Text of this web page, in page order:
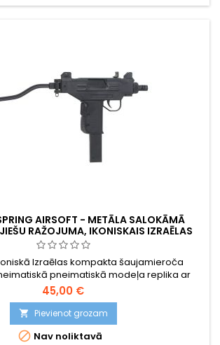
AIRSOFT - METĀLA SALOKĀMĀ
RAŽOJUMA, IKONISKAIS IZRAĒLAS
SMG
Izraēlas kompakta šaujamieroča
pneimatiskā modeļa replika ar
Izgatavots Korejā, lai nodrošinātu
kvalitāti, ar metāla salokāmo pieturi,
metāla sprūdu un drošinātāju, metāla
mehānismu. 175 patronu magazīns.
Kompakts 265 mm, 580 g.
45,00 €
 Pievienot grozam
 Nav noliktavā